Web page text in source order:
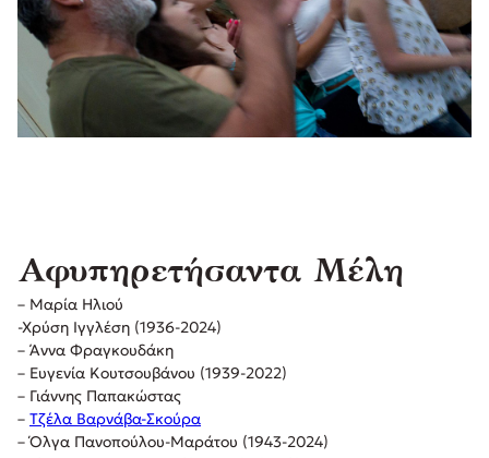
Αφυπηρετήσαντα Μέλη
– Μαρία Ηλιού
-Χρύση Ιγγλέση (1936-2024)
– Άννα Φραγκουδάκη
– Ευγενία Κουτσουβάνου (1939-2022)
– Γιάννης Παπακώστας
– Τζέλα Βαρνάβα-Σκούρα
– Όλγα Πανοπούλου-Μαράτου (1943-2024)